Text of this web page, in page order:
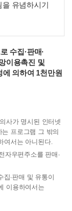
유념하시기
수집·판매·
이용촉진 및
의하여 1천만원
사가 명시된 인터넷
프로그램 그 밖의
여서는 아니된다.
자우편주소를 판매·
·판매 및 유통이
이용하여서는